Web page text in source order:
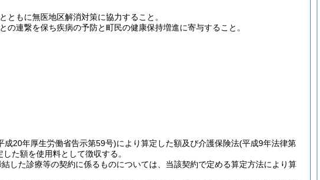
もに無医地区解消対策に協力すること。
連繋を保ち疾病の予防と町民の健康保持増進に寄与すること。
成20年厚生労働省告示第59号)により算定した額及び介護保険法(平成9年法律第
た額を使用料として徴収する。
した診療等の契約に係るものについては、当該契約で定める算定方法により算